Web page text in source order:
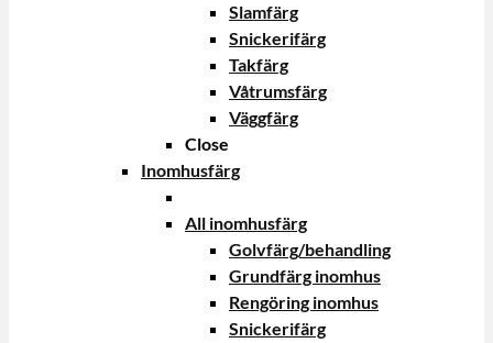
Slamfärg
Snickerifärg
Takfärg
Våtrumsfärg
Väggfärg
Close
Inomhusfärg
All inomhusfärg
Golvfärg/behandling
Grundfärg inomhus
Rengöring inomhus
Snickerifärg